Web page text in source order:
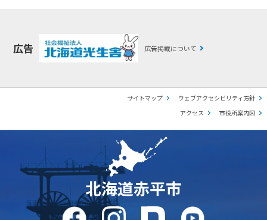
広告 広告掲載について
サイトマップ
ウェブアクセシビリティ方針
アクセス
市役所案内図
北海道赤平市